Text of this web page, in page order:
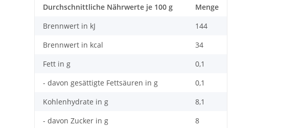
Durchschnittliche Nährwerte je 100 g
Menge
Brennwert in kJ
144
Brennwert in kcal
34
Fett in g
0,1
- davon gesättigte Fettsäuren in g
0,1
Kohlenhydrate in g
8,1
- davon Zucker in g
8